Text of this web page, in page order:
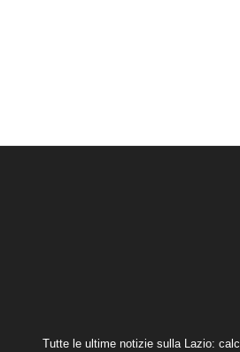
Tutte le ultime notizie sulla Lazio: